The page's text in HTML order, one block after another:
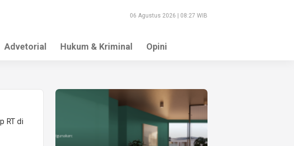
06 Agustus 2026 | 08:27 WIB
Advetorial Hukum & Kriminal Opini